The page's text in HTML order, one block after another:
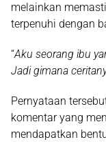
melainkan
terpenuhi dengan
“Aku seorang ibu
Jadi gimana
Pernyataan
komentar yang
mendapatkan